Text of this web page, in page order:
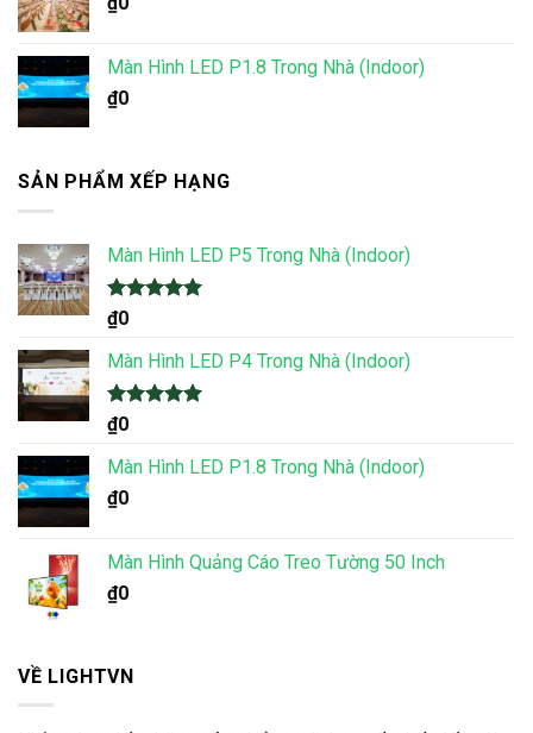
Màn Hình LED P1.8 Trong Nhà (Indoor)
₫0
SẢN PHẨM XẾP HẠNG
Màn Hình LED P5 Trong Nhà (Indoor)
Được xếp
hạng
5 sao
₫0
Màn Hình LED P4 Trong Nhà (Indoor)
Được xếp
hạng
5 sao
₫0
Màn Hình LED P1.8 Trong Nhà (Indoor)
₫0
Màn Hình Quảng Cáo Treo Tường 50 Inch
₫0
VỀ LIGHTVN